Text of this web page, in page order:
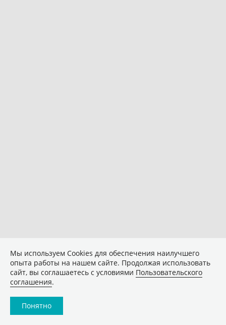
Мы используем Сookies для обеспечения наилучшего
опыта работы на нашем сайте. Продолжая использовать
сайт, вы соглашаетесь с условиями Пользовательского
соглашения.
Понятно